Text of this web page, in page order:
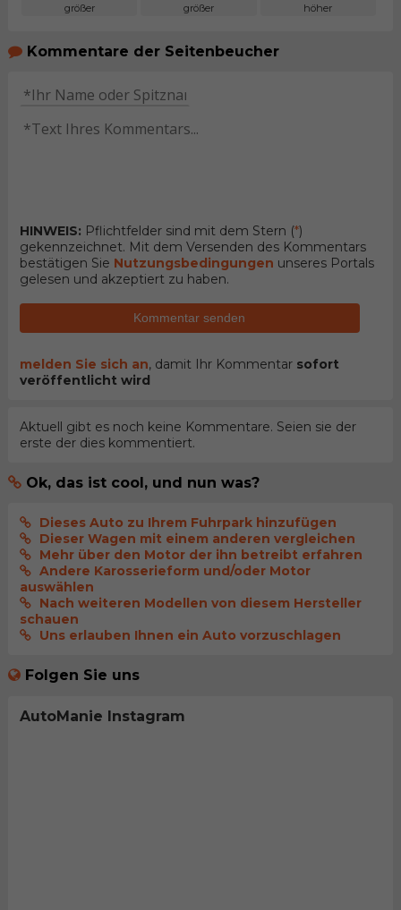
größer größer höher
Kommentare der Seitenbeucher
HINWEIS: Pflichtfelder sind mit dem Stern (*)
gekennzeichnet. Mit dem Versenden des Kommentars
bestätigen Sie Nutzungsbedingungen unseres Portals
gelesen und akzeptiert zu haben.
Kommentar senden
melden Sie sich an, damit Ihr Kommentar sofort
veröffentlicht wird
Aktuell gibt es noch keine Kommentare. Seien sie der
erste der dies kommentiert.
Ok, das ist cool, und nun was?
Dieses Auto zu Ihrem Fuhrpark hinzufügen
Dieser Wagen mit einem anderen vergleichen
Mehr über den Motor der ihn betreibt erfahren
Andere Karosserieform und/oder Motor
auswählen
Nach weiteren Modellen von diesem Hersteller
schauen
Uns erlauben Ihnen ein Auto vorzuschlagen
Folgen Sie uns
AutoManie Instagram